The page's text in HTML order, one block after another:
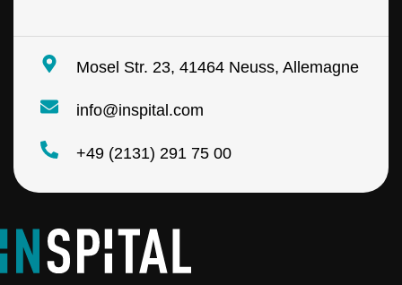
Mosel Str. 23, 41464 Neuss, Allemagne
info@inspital.com
+49 (2131) 291 75 00